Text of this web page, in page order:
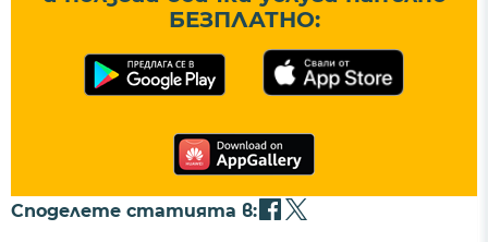
БЕЗПЛАТНО:
Споделете статията в: